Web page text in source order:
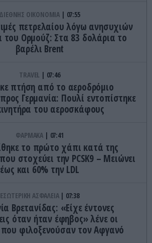
ΔΙΕΘΝΗΣ ΟΙΚΟΝΟΜΙΑ 07:55
πετρελαίου λόγω ανησυχιών
του Ορμούζ: Στα 83 δολάρια το
βαρέλι Brent
TRAVEL 07:46
πτήση από το αεροδρόμιο
Γερμανία: Πουλί εντοπίστηκε
του αεροσκάφους
ΦΑΡΜΑΚΑ 07:41
το πρώτο χάπι κατά της
στοχεύει την PCSK9 – Μειώνει
έως και 60% την LDL
ΕΣΩΤΕΡΙΚΗ ΑΣΦΑΛΕΙΑ 07:38
Βρετανίδας: «Είχε έντονες
όταν ήταν έφηβος» λένε οι
που φιλοξενούσαν τον Αφγανό